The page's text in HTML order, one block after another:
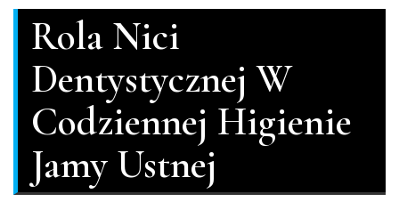
Rola Nici
Dentystycznej W
Codziennej Higienie
Jamy Ustnej